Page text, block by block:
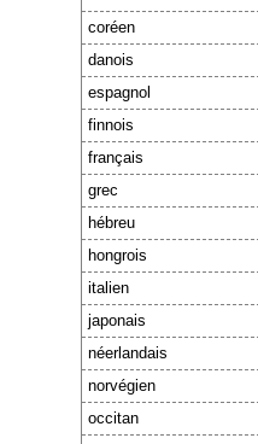
coréen
danois
espagnol
finnois
français
grec
hébreu
hongrois
italien
japonais
néerlandais
norvégien
occitan